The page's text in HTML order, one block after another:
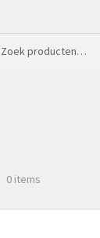
0 items